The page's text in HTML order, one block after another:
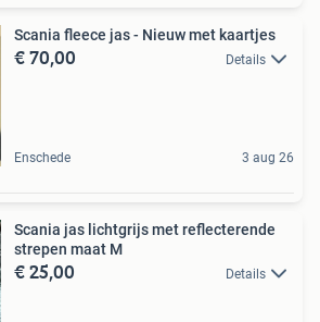
Scania fleece jas - Nieuw met kaartjes
€ 70,00 Details
Enschede 3 aug 26
Scania jas lichtgrijs met reflecterende
strepen maat M
€ 25,00 Details